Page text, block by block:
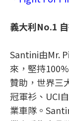
義大利No.1
Santini由Mr.
來，堅持
贊助，世界三
冠軍衫、UCI
業車隊。